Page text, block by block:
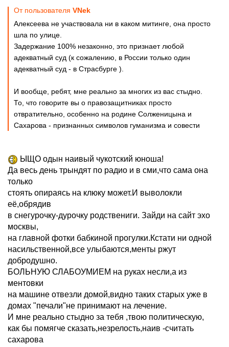
От пользователя VNek
Алексеева не участвовала ни в каком митинге, она просто
шла по улице.
Задержание 100% незаконно, это признает любой
адекватный суд (к сожалению, в России только один
адекватный суд - в Страсбурге ).
И вообще, ребят, мне реально за многих из вас стыдно.
То, что говорите вы о правозащитниках просто
отвратительно, особенно на родине Солженицына и
Сахарова - признанных символов гуманизма и совести
ЫЩО одын наивый чукотский юноша!
Да весь день трындят по радио и в сми,что сама она
только
стоять опираясь на клюку может.И выволокли
её,обрядив
в снегурочку-дурочку родствениги. Зайди на сайт эхо
москвы,
на главной фотки бабкиной прогулки.Кстати ни одной
насильственной,все улыбаются,менты ржут
добродушно.
БОЛЬНУЮ СЛАБОУМИЕМ на руках несли,а из
ментовки
на машине отвезли домой,видно таких старых уже в
домах "печали"не принимают на лечение.
И мне реально стыдно за тебя ,твою политическую,
как бы помягче сказать,незрелость,наив -считать
сахарова